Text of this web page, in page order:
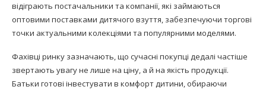
відіграють постачальники та компанії, які займаються
оптовими поставками дитячого взуття, забезпечуючи торгові
точки актуальними колекціями та популярними моделями.
Фахівці ринку зазначають, що сучасні покупці дедалі частіше
звертають увагу не лише на ціну, а й на якість продукції.
Батьки готові інвестувати в комфорт дитини, обираючи